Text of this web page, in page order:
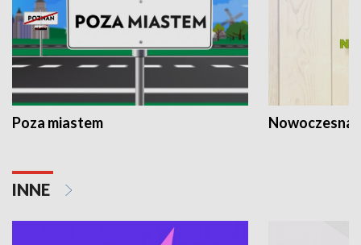
Poza miastem Nowoczesna
INNE